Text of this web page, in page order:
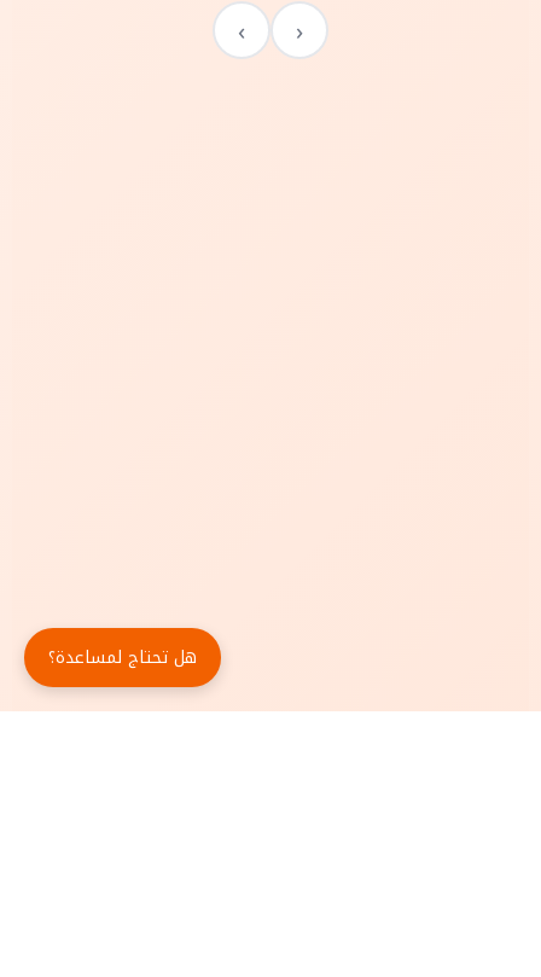
‹
›
هل تحتاج لمساعدة؟